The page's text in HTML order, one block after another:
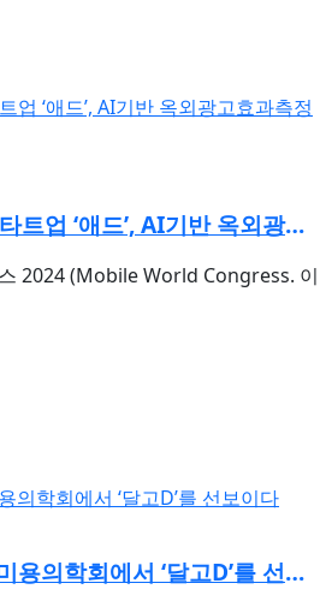
인공지능 AD-Tech 스타트업 ‘애드’, AI기반 옥외광고효과측정 솔루…
2024 (Mobile World Congress. 이
‘애드’, 24년 대한임상미용의학회에서 ‘달고D’를 선보이다